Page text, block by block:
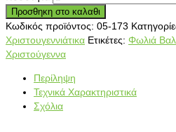
Προσθηκη στο καλαθι
Κωδικός προϊόντος: 05-173
Χριστουγεννιάτικα Ετικέτες: Φωλιά
Χριστούγεννα
Περίληψη
Τεχνικά Χαρακτηριστικά
Σχόλια